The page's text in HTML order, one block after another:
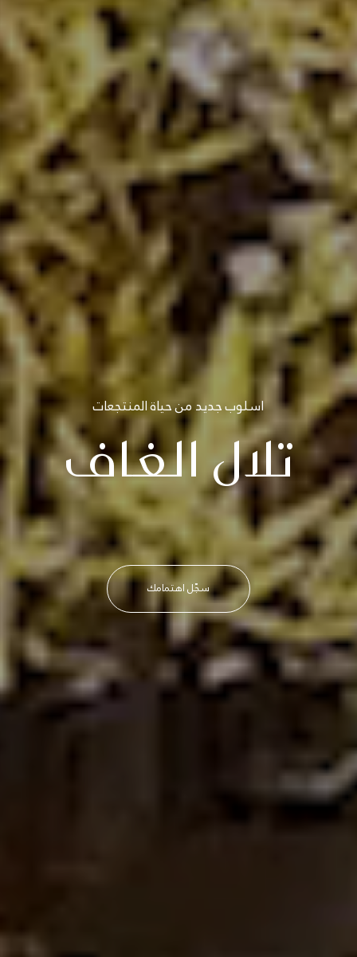
اسلوب جديد من حياة المنتجعات
تلال الغاف
سجّل اهتمامك